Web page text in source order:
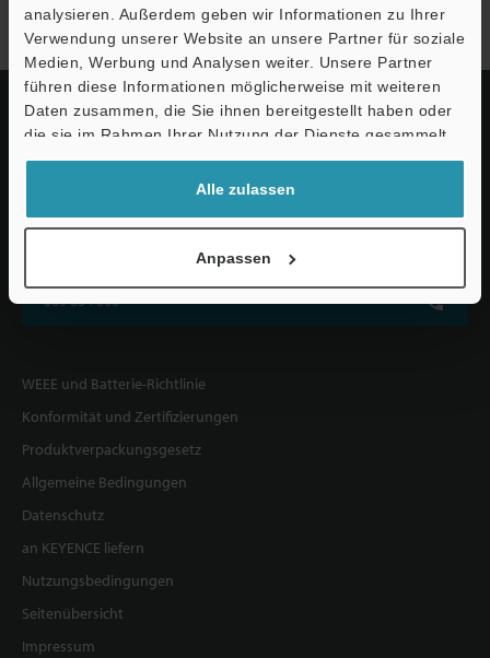
analysieren. Außerdem geben wir Informationen zu Ihrer
Verwendung unserer Website an unsere Partner für soziale
Medien, Werbung und Analysen weiter. Unsere Partner
führen diese Informationen möglicherweise mit weiteren
Daten zusammen, die Sie ihnen bereitgestellt haben oder
die sie im Rahmen Ihrer Nutzung der Dienste gesammelt
haben.
Alle zulassen
Anpassen
De-Saint-Exupéry-Straße 3, 60549 Frankfurt am Main, Deutschland
069 654 000
WEEE und Batterie-Richtlinie
Konformität und Zertifizierungen
Produktverpackungsgesetz
Allgemeine Bedingungen
Datenschutz
an KEYENCE liefern
Nutzungsbedingungen
Seitenübersicht
Impressum